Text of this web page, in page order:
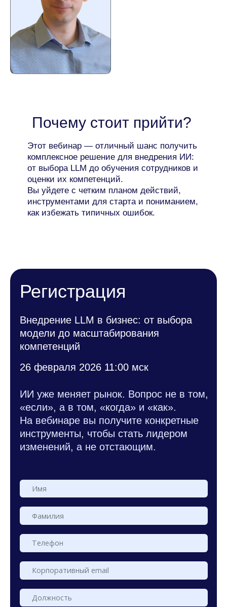
Почему стоит прийти?
Этот вебинар — отличный шанс получить
комплексное решение для внедрения ИИ:
от выбора LLM до обучения сотрудников и
оценки их компетенций.
Вы уйдете с четким планом действий,
инструментами для старта и пониманием,
как избежать типичных ошибок.
dsorokina@mobius-it.ru